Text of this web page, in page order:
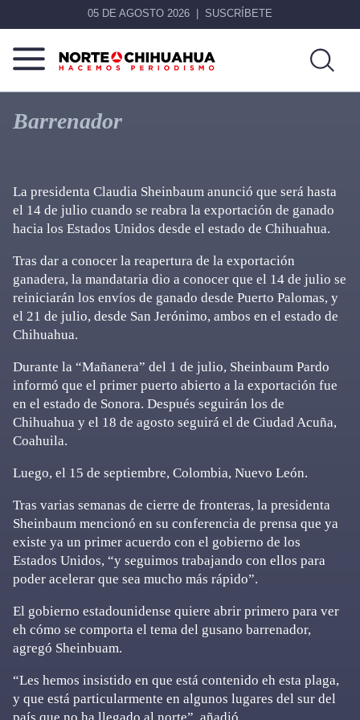
05 DE AGOSTO 2026 SUSCRÍBETE
Norte
Chihuahua
Más
que
noticias,
Barrenador
La presidenta Claudia Sheinbaum anunció que será hasta
el 14 de julio cuando se reabra la exportación de ganado
hacia los Estados Unidos desde el estado de Chihuahua.
Tras dar a conocer la reapertura de la exportación
ganadera, la mandataria dio a conocer que el 14 de julio se
reiniciarán los envíos de ganado desde Puerto Palomas, y
el 21 de julio, desde San Jerónimo, ambos en el estado de
Chihuahua.
Durante la “Mañanera” del 1 de julio, Sheinbaum Pardo
informó que el primer puerto abierto a la exportación fue
en el estado de Sonora. Después seguirán los de
Chihuahua y el 18 de agosto seguirá el de Ciudad Acuña,
Coahuila.
Luego, el 15 de septiembre, Colombia, Nuevo León.
Tras varias semanas de cierre de fronteras, la presidenta
Sheinbaum mencionó en su conferencia de prensa que ya
existe ya un primer acuerdo con el gobierno de los
Estados Unidos, “y seguimos trabajando con ellos para
poder acelerar que sea mucho más rápido”.
El gobierno estadounidense quiere abrir primero para ver
eh cómo se comporta el tema del gusano barrenador,
agregó Sheinbuam.
“Les hemos insistido en que está contenido eh esta plaga,
y que está particularmente en algunos lugares del sur del